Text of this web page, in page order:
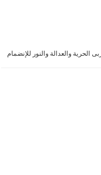
الحرية والعدالة والنور للإنضمام